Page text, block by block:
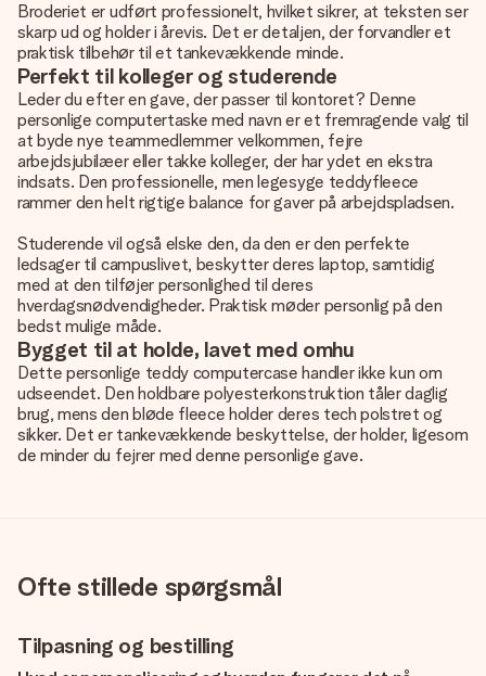
Broderiet er udført professionelt, hvilket sikrer, at teksten ser
skarp ud og holder i årevis. Det er detaljen, der forvandler et
praktisk tilbehør til et tankevækkende minde.
Perfekt til kolleger og studerende
Leder du efter en gave, der passer til kontoret? Denne
personlige computertaske med navn er et fremragende valg til
at byde nye teammedlemmer velkommen, fejre
arbejdsjubilæer eller takke kolleger, der har ydet en ekstra
indsats. Den professionelle, men legesyge teddyfleece
rammer den helt rigtige balance for gaver på arbejdspladsen.
Studerende vil også elske den, da den er den perfekte
ledsager til campuslivet, beskytter deres laptop, samtidig
med at den tilføjer personlighed til deres
hverdagsnødvendigheder. Praktisk møder personlig på den
bedst mulige måde.
Bygget til at holde, lavet med omhu
Dette personlige teddy computercase handler ikke kun om
udseendet. Den holdbare polyesterkonstruktion tåler daglig
brug, mens den bløde fleece holder deres tech polstret og
sikker. Det er tankevækkende beskyttelse, der holder, ligesom
de minder du fejrer med denne personlige gave.
Ofte stillede spørgsmål
Tilpasning og bestilling